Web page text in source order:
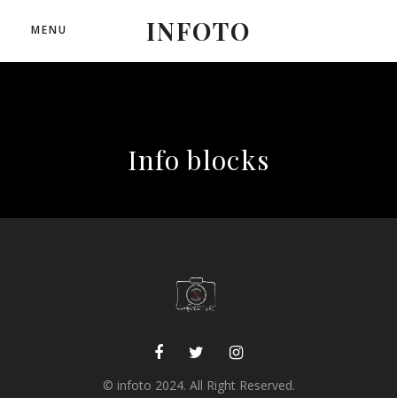
INFOTO
MENU
Info blocks
© infoto 2024. All Right Reserved.